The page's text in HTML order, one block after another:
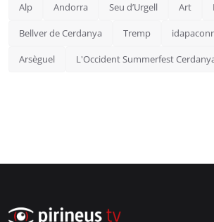
Alp Andorra Seu d’Urgell Art
Bellver de Cerdanya Tremp
Arsèguel L'Occident Summerfest